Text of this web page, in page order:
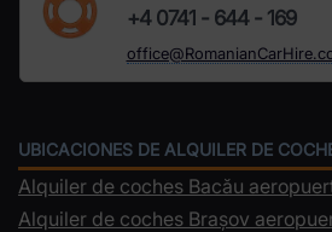
+4 0741 - 644 - 169
UBICACIONES DE ALQUILER DE
Alquiler de coches Bacău
Alquiler de coches Brașov